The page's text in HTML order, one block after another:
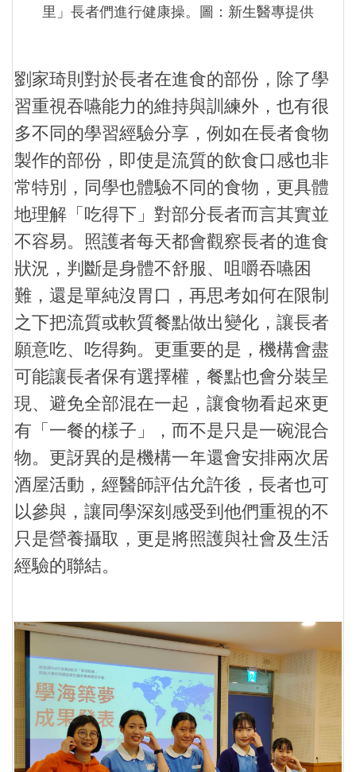
里」長者們進行健康操。圖：新生醫專提供
劉家琦則對於長者在進食的部份，除了學
習重視吞嚥能力的維持與訓練外，也有很
多不同的學習經驗分享，例如在長者食物
製作的部份，即使是流質的飲食口感也非
常特別，同學也體驗不同的食物，更具體
地理解「吃得下」對部分長者而言其實並
不容易。照護者每天都會觀察長者的進食
狀況，判斷是身體不舒服、咀嚼吞嚥困
難，還是單純沒胃口，再思考如何在限制
之下把流質或軟質餐點做出變化，讓長者
願意吃、吃得夠。更重要的是，機構會盡
可能讓長者保有選擇權，餐點也會分裝呈
現、避免全部混在一起，讓食物看起來更
有「一餐的樣子」，而不是只是一碗混合
物。更訝異的是機構一年還會安排兩次居
酒屋活動，經醫師評估允許後，長者也可
以參與，讓同學深刻感受到他們重視的不
只是營養攝取，更是將照護與社會及生活
經驗的聯結。